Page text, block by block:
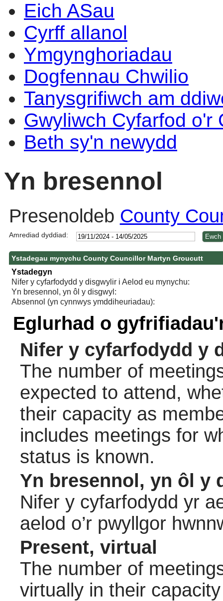
Eich ASau
Cyrff allanol
Ymgynghoriadau
Dogfennau Chwilio
Tanysgrifiwch am
Gwyliwch Cyfarfod o'r
Beth sy'n newydd
Yn bresennol
Presenoldeb County
Amrediad dyddiad:
Ystadegau mynychu County Councillor Martyn Groucutt
Ystadegyn
Nifer y cyfarfodydd y disgwylir i Aelod eu mynychu:
Yn bresennol, yn ôl y disgwyl:
Absennol (yn cynnwys ymddiheuriadau):
Eglurhad o
Nifer y cyfarfodydd y
The number of
expected to attend,
their capacity as
includes meetings for
status is known.
Yn bresennol, yn ôl y
Nifer y cyfarfodydd yr
aelod o’r pwyllgor
Present, virtual
The number of
virtually in their